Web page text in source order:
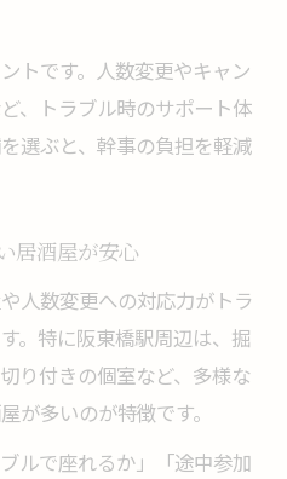
トです。人数変更やキャン
、トラブル時のサポート体
選ぶと、幹事の負担を軽減
居酒屋が安心
人数変更への対応力がトラ
。特に阪東橋駅周辺は、掘
り付きの個室など、多様な
が多いのが特徴です。
ルで座れるか」「途中参加